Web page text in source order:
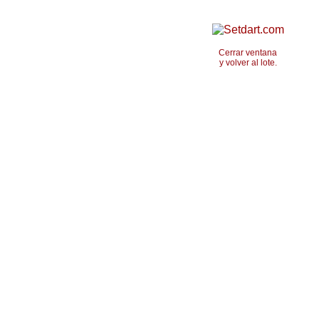
Cerrar ventana
y volver al lote.